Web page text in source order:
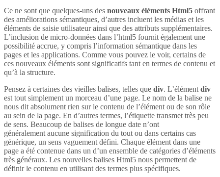
Ce ne sont que quelques-uns des nouveaux éléments Html5 offrant
des améliorations sémantiques, d’autres incluent les médias et les
éléments de saisie utilisateur ainsi que des attributs supplémentaires.
L’inclusion de micro-données dans l’html5 fournit également une
possibilité accrue, y compris l’information sémantique dans les
pages et les applications. Comme vous pouvez le voir, certains de
ces nouveaux éléments sont significatifs tant en termes de contenu et
qu’à la structure.
Pensez à certaines des vieilles balises, telles que div. L’élément div
est tout simplement un morceau d’une page. Le nom de la balise ne
nous dit absolument rien sur le contenu de l’élément ou de son rôle
au sein de la page. En d’autres termes, l’étiquette transmet très peu
de sens. Beaucoup de balises de longue date n’ont
généralement aucune signification du tout ou dans certains cas
générique, un sens vaguement défini. Chaque élément dans une
page a été contenue dans un d’un ensemble de catégories d’éléments
très généraux. Les nouvelles balises Html5 nous permettent de
définir le contenu en utilisant des termes plus spécifiques.